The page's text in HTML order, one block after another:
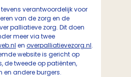
tevens verantwoordelijk voor
van de zorg en de
palliatieve zorg. Dit doen
meer via twee
en overpalliatievezorg.nl.
website is gericht op
de tweede op patiënten,
en andere burgers.